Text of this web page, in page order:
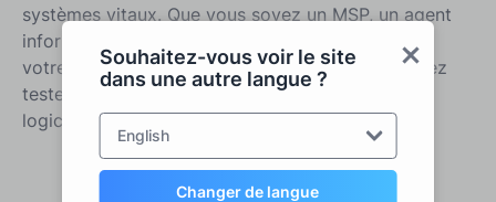
Souhaitez-vous voir le site
dans une autre langue ?
English
Changer de langue
systèmes vitaux. Que vous soyez un MSP, un agent
informatique d'entreprise ou que vous possédiez
votre propre entreprise informatique, vous pouvez
tester RDS-Tools Remote Support et l'un de nos
logiciels pour15 jours entièrement gratuits.